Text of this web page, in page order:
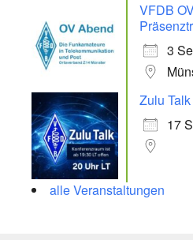
VFDB
3
Zulu Talk
17
alle Veranstaltungen